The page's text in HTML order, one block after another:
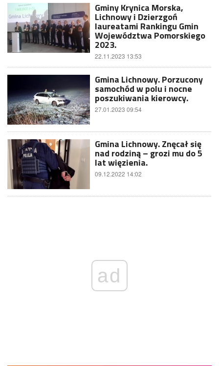
Gminy Krynica Morska,
Lichnowy i Dzierzgoń
laureatami Rankingu Gmin
Województwa Pomorskiego
2023.
22.11.2023 13:53
Gmina Lichnowy. Porzucony
samochód w polu i nocne
poszukiwania kierowcy.
27.01.2023 09:54
Gmina Lichnowy. Znęcał się
nad rodziną – grozi mu do 5
lat więzienia.
09.12.2022 14:02
ad